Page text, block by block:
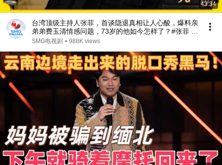
43:34
台湾顶级主持人张菲，首谈隐退真相让人心酸，爆料亲
弟弟费玉清情感问题，73岁的他如今怎样了？#张菲 #
费玉清 #可凡倾听 FULL
SMG电视剧 • 988K views